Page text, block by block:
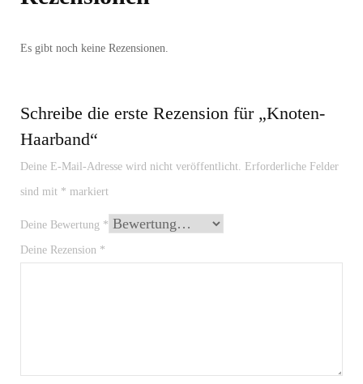
Es gibt noch keine Rezensionen.
Schreibe die erste Rezension für „Knoten-
Haarband“
Deine E-Mail-Adresse wird nicht veröffentlicht. Erforderliche Felder
sind mit * markiert
Deine Bewertung *
Deine Rezension *